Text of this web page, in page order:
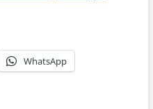
WhatsApp